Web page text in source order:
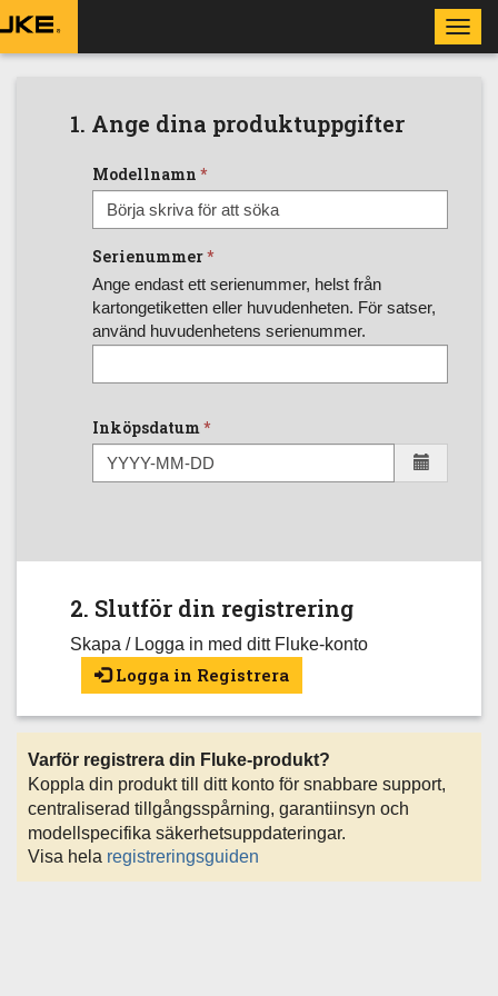
1. Ange dina produktuppgifter
Modellnamn
Serienummer
Ange endast ett serienummer, helst från
kartongetiketten eller huvudenheten. För satser,
använd huvudenhetens serienummer.
Inköpsdatum
2. Slutför din registrering
Skapa / Logga in med ditt Fluke-konto
Logga in Registrera
Varför registrera din Fluke-produkt?
Koppla din produkt till ditt konto för snabbare support,
centraliserad tillgångsspårning, garantiinsyn och
modellspecifika säkerhetsuppdateringar.
Visa hela registreringsguiden